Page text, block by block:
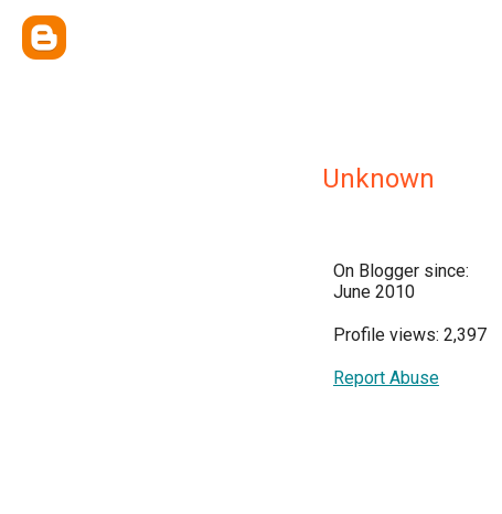
Unknown
On Blogger since:
June 2010
Profile views: 2,397
Report Abuse